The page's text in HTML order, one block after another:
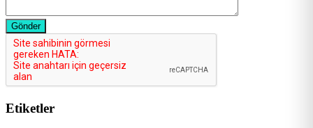
Gönder
Etiketler